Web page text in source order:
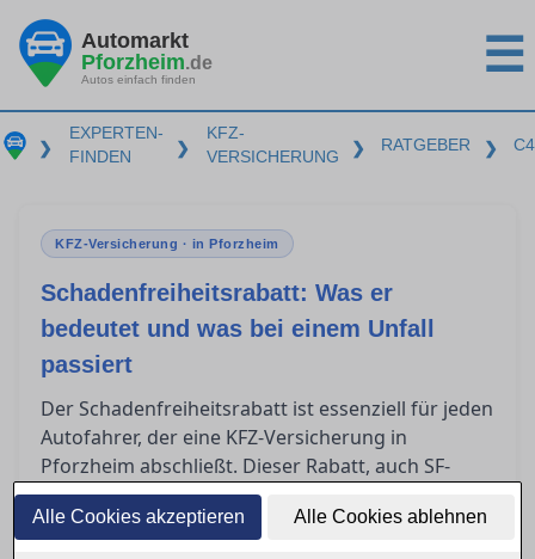
Alle Cookies akzeptieren Alle Cookies ablehnen
Automarkt
Pforzheim.de
Autos einfach finden ☰
❯
EXPERTEN-
FINDEN
❯
KFZ-
VERSICHERUNG
❯ RATGEBER ❯
KFZ-Versicherung · in Pforzheim
Schadenfreiheitsrabatt: Was er
bedeutet und was bei einem Unfall
passiert
Der Schadenfreiheitsrabatt ist essenziell für jeden
Autofahrer, der eine KFZ-Versicherung in
Pforzheim abschließt. Dieser Rabatt, auch SF-
Klasse genannt, kann erhebliche Einsparungen
bei der Versicherungsprämie bedeuten. Doch was